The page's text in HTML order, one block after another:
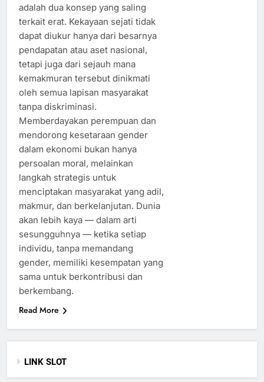
adalah dua konsep yang saling
terkait erat. Kekayaan sejati tidak
dapat diukur hanya dari besarnya
pendapatan atau aset nasional,
tetapi juga dari sejauh mana
kemakmuran tersebut dinikmati
oleh semua lapisan masyarakat
tanpa diskriminasi.
Memberdayakan perempuan dan
mendorong kesetaraan gender
dalam ekonomi bukan hanya
persoalan moral, melainkan
langkah strategis untuk
menciptakan masyarakat yang adil,
makmur, dan berkelanjutan. Dunia
akan lebih kaya — dalam arti
sesungguhnya — ketika setiap
individu, tanpa memandang
gender, memiliki kesempatan yang
sama untuk berkontribusi dan
berkembang.
Read More
LINK SLOT